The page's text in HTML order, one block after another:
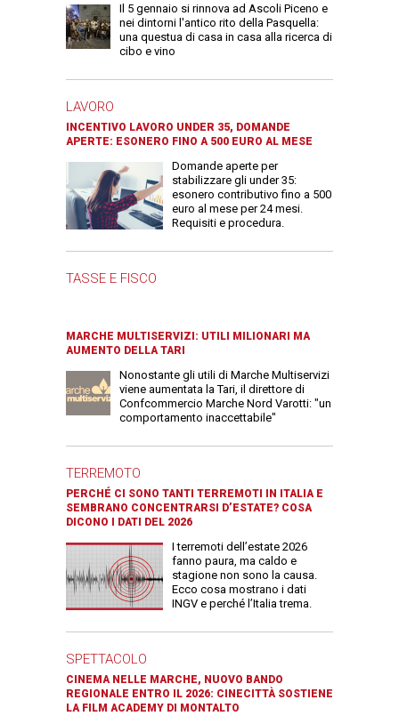
Il 5 gennaio si rinnova ad Ascoli Piceno e
nei dintorni l'antico rito della Pasquella:
una questua di casa in casa alla ricerca di
cibo e vino
LAVORO
INCENTIVO LAVORO UNDER 35, DOMANDE
APERTE: ESONERO FINO A 500 EURO AL MESE
Domande aperte per
stabilizzare gli under 35:
esonero contributivo fino a 500
euro al mese per 24 mesi.
Requisiti e procedura.
TASSE E FISCO
MARCHE MULTISERVIZI: UTILI MILIONARI MA
AUMENTO DELLA TARI
Nonostante gli utili di Marche Multiservizi
viene aumentata la Tari, il direttore di
Confcommercio Marche Nord Varotti: "un
comportamento inaccettabile"
TERREMOTO
PERCHÉ CI SONO TANTI TERREMOTI IN ITALIA E
SEMBRANO CONCENTRARSI D’ESTATE? COSA
DICONO I DATI DEL 2026
I terremoti dell’estate 2026
fanno paura, ma caldo e
stagione non sono la causa.
Ecco cosa mostrano i dati
INGV e perché l’Italia trema.
SPETTACOLO
CINEMA NELLE MARCHE, NUOVO BANDO
REGIONALE ENTRO IL 2026: CINECITTÀ SOSTIENE
LA FILM ACADEMY DI MONTALTO